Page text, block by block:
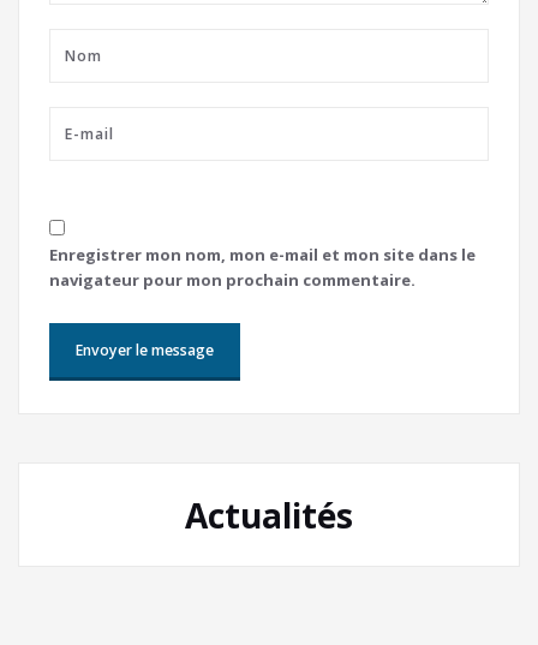
Enregistrer mon nom, mon e-mail et mon site dans le
navigateur pour mon prochain commentaire.
Actualités